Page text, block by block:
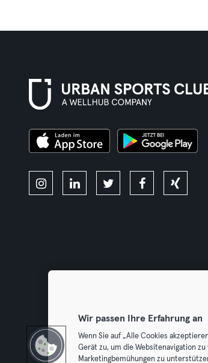
Wir passen Ihre Erfahrung an
Wenn Sie auf „Alle Cookies
Gerät zu, um die Websitenavigation
Marketingbemühungen zu